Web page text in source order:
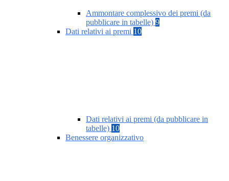
Ammontare complessivo dei premi (da
pubblicare in tabelle) 9
Dati relativi ai premi 10
Dati relativi ai premi (da pubblicare in
tabelle) 10
Benessere organizzativo